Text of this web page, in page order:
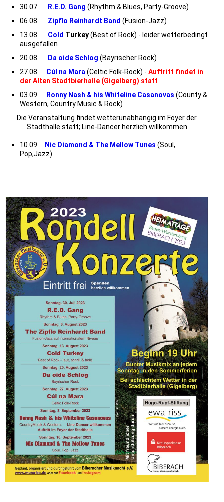
30.07. R.E.D. Gang (Rhythm & Blues, Party-Groove)
06.08. Zipflo Reinhardt Band (Fusion-Jazz)
13.08. Cold Turkey(Best of Rock) - leider wetterbedingt
ausgefallen
20.08.
Da oide Schlog (Bayrischer Rock)
27.08. Cúl na Mara (Celtic Folk-Rock) - Auftritt findet in
der Alten Stadtbierhalle (Gigelberg) statt
03.09.
Ronny Nash & his Whiteline Casanovas (County &
Western, Country Music & Rock)
Die Veranstaltung findet wetterunabhängig im Foyer der
Stadthalle statt; Line-Dancer herzlich willkommen
10.09. Nic Diamond & The Mellow Tunes (Soul,
Pop,Jazz)